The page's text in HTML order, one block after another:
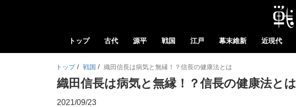
トップ 古代 源平 戦国 江戸 幕末維新 近現代
トップ / 戦国 / 織田信長は病気と無縁！？信長の健康法とは
織田信長は病気と無縁！？信長の健康法とは
2021/09/23